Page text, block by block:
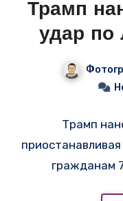
Трамп
удар по
Трамп
гражданам